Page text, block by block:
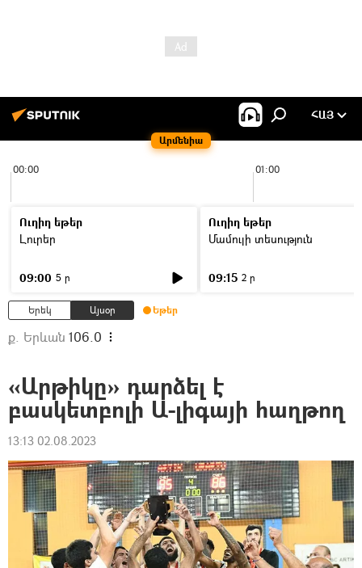
Արմենիա
ՀԱՅ
00:00 01:00
Ուղիղ եթեր
Լուրեր
09:00 5 ր
Ուղիղ եթեր
Մամուլի տեսություն
09:15 2 ր
Երեկ Այսօր Եթեր
ք. Երևան 106.0
«Արթիկը» դարձել է
բասկետբոլի Ա-լիգայի հաղթող
13:13 02.08.2023